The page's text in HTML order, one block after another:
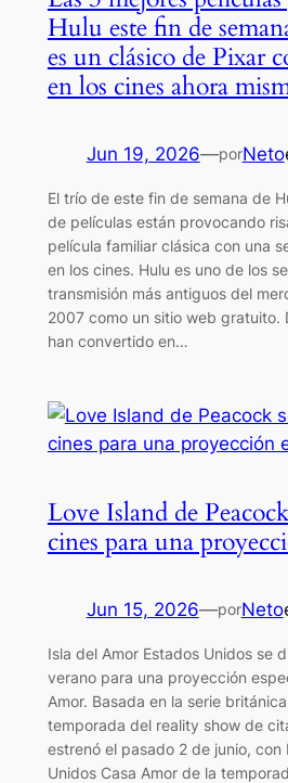
Hulu este fin de
es un clásico de Pixar
en los cines ahora
Jun 19, 2026—porNeto
El trío de este fin de semana de
de películas están provocando
película familiar clásica con una
en los cines. Hulu es uno de los
transmisión más antiguos del
2007 como un sitio web gratuito.
han convertido en…
Love Island de
cines para una
Jun 15, 2026—porNeto
Isla del Amor Estados Unidos se
verano para una proyección
Amor. Basada en la serie
temporada del reality show de
estrenó el pasado 2 de junio, con
Unidos Casa Amor de la